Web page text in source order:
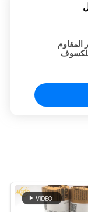
المقاوم
للكسوف